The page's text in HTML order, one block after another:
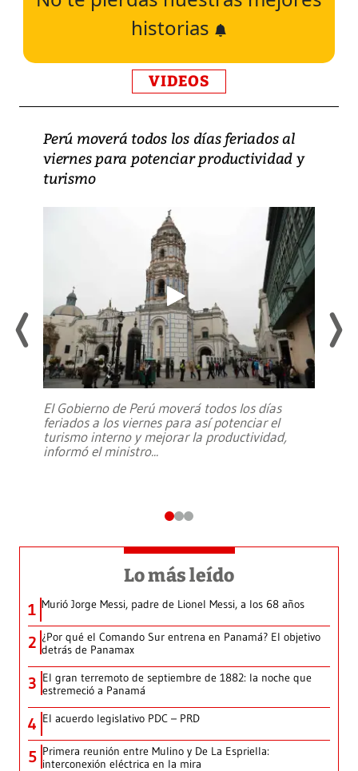
historias
VIDEOS
Perú moverá todos los días feriados al
viernes para potenciar productividad y
turismo
El Gobierno de Perú moverá todos los días
feriados a los viernes para así potenciar el
turismo interno y mejorar la productividad,
informó el ministro...
Lo más leído
1 Murió Jorge Messi, padre de Lionel Messi, a los 68 años
2 ¿Por qué el Comando Sur entrena en Panamá? El objetivo
detrás de Panamax
3 El gran terremoto de septiembre de 1882: la noche que
estremeció a Panamá
4 El acuerdo legislativo PDC – PRD
5 Primera reunión entre Mulino y De La Espriella:
interconexión eléctrica en la mira